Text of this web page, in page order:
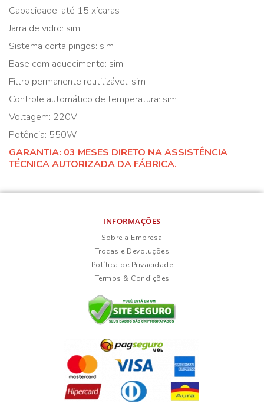
Capacidade: até 15 xícaras
Jarra de vidro: sim
Sistema corta pingos: sim
Base com aquecimento: sim
Filtro permanente reutilizável: sim
Controle automático de temperatura: sim
Voltagem: 220V
Potência: 550W
GARANTIA: 03 MESES DIRETO NA ASSISTÊNCIA
TÉCNICA AUTORIZADA DA FÁBRICA.
INFORMAÇÕES
Sobre a Empresa
Trocas e Devoluções
Política de Privacidade
Termos & Condições